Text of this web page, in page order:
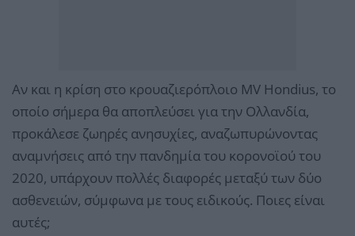
Αν και η κρίση στο κρουαζιερόπλοιο MV Hondius, το
οποίο σήμερα θα αποπλεύσει για την Ολλανδία,
προκάλεσε ζωηρές ανησυχίες, αναζωπυρώνοντας
αναμνήσεις από την πανδημία του κορονοϊού του
2020, υπάρχουν πολλές διαφορές μεταξύ των δύο
ασθενειών, σύμφωνα με τους ειδικούς. Ποιες είναι
αυτές;